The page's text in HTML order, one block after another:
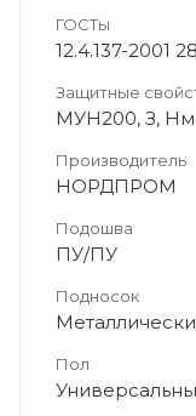
ГОСТы
12.4.137-2001
Защитные
МУН200, З,
Производитель
НОРДПРОМ
Подошва
ПУ/ПУ
Подносок
Пол